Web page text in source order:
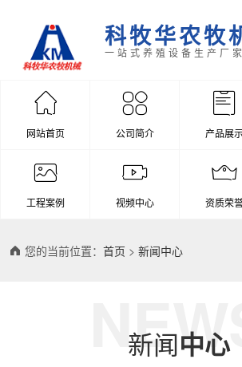
科牧华农牧
一站式养殖设备生产厂家
网站首页 公司简介 产品展
工程案例 视频中心 资质荣
您的当前位置：首页 >新闻中心
新闻中心
NEWS